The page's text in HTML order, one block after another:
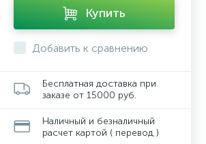
Купить
Добавить к сравнению
Бесплатная доставка при
заказе от 15000 руб.
Наличный и безналичный
расчет картой ( перевод )